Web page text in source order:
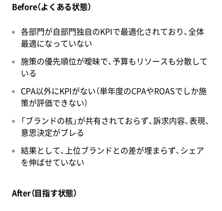
Before（よくある状態）
各部門が自部門独自のKPIで最適化されており、全体
最適になっていない
施策の優先順位が曖昧で、予算もリソースも分散して
いる
CPA以外にKPIがない（単年度のCPAやROASでしか施
策が評価できない）
「ブランドの核」が共有されておらず、訴求内容、表現、
意思決定がブレる
結果として、上位ブランドとの差が埋まらず、シェア
を伸ばせていない
After（目指す状態）